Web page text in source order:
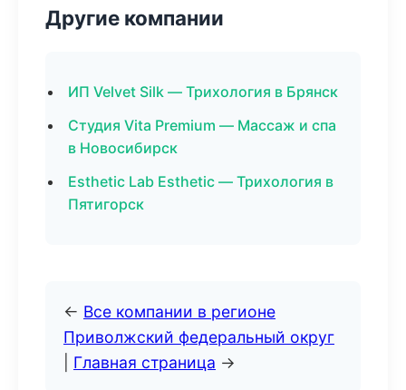
Другие компании
ИП Velvet Silk — Трихология в Брянск
Студия Vita Premium — Массаж и спа
в Новосибирск
Esthetic Lab Esthetic — Трихология в
Пятигорск
← Все компании в регионе
Приволжский федеральный округ
Главная страница →